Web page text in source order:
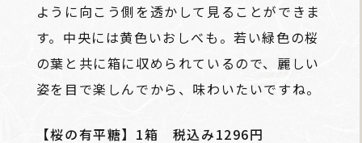
ように向こう側を透かして見ることができま
す。中央には黄色いおしべも。若い緑色の桜
の葉と共に箱に収められているので、麗しい
姿を目で楽しんでから、味わいたいですね。
【桜の有平糖】1箱 税込み1296円